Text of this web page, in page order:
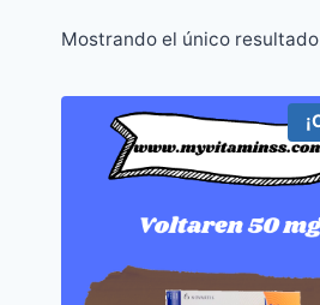
Mostrando el único resultado